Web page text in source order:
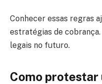
Conhecer essas regras
estratégias de
legais no futuro.
Como protestar